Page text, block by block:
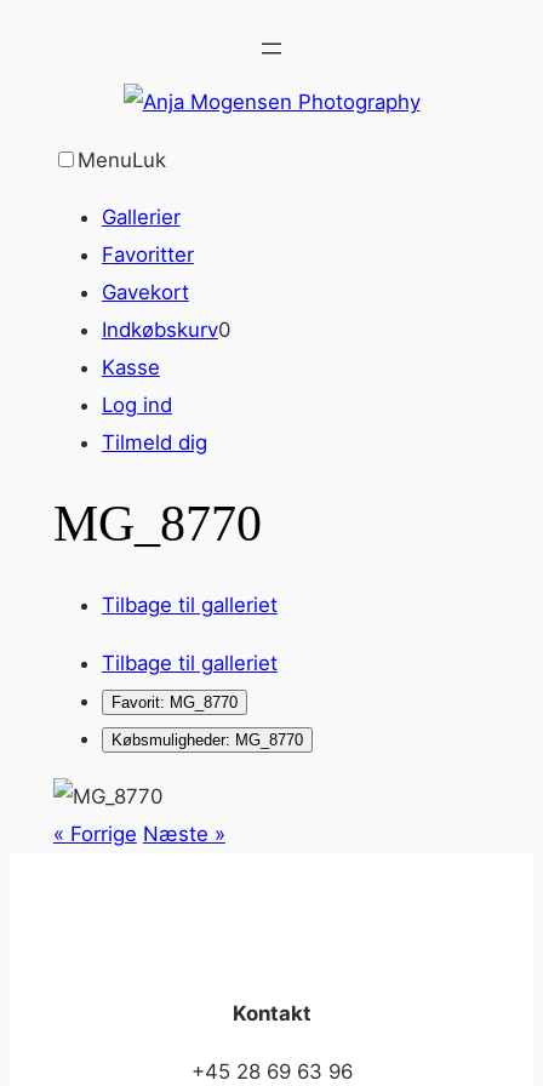
MenuLuk
Gallerier
Favoritter
Gavekort
Indkøbskurv0
Kasse
Log ind
Tilmeld dig
MG_8770
Tilbage til galleriet
Tilbage til galleriet
Favorit: MG_8770
Købsmuligheder: MG_8770
« Forrige Næste »
Kontakt
+45 28 69 63 96